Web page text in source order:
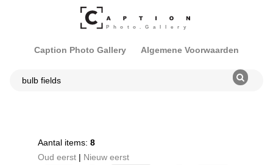
Caption Photo Gallery Algemene Voorwaarden
Aantal items: 8
Oud eerst | Nieuw eerst